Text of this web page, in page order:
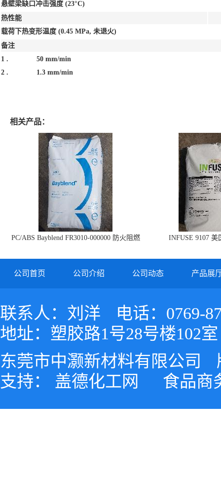
悬壁梁缺口冲击强度 (23°C)
热性能
载荷下热变形温度 (0.45 MPa, 未退火)
备注
1 .
50 mm/min
2 .
1.3 mm/min
相关产品：
PC/ABS Bayblend FR3010-000000 防火阻燃
INFUSE 9107 美
公司首页 公司介绍 公司动态 产品展
联系人：刘洋
电话：0769-
地址：塑胶路1号28号楼102室
东莞市中灏新材料有限公司
支持： 盖德化工网 食品商